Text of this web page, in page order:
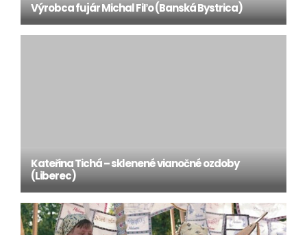
Výrobca fujár Michal Fiľo (Banská Bystrica)
Kateřina Tichá – sklenené vianočné ozdoby
(Liberec)